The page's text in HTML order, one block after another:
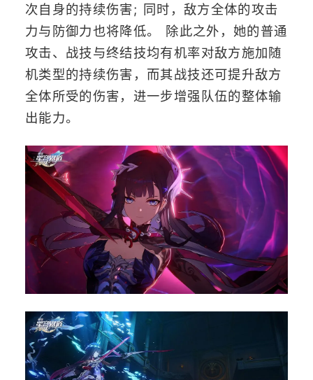
次自身的持续伤害; 同时，敌方全体的攻击
力与防御力也将降低。 除此之外，她的普通
攻击、战技与终结技均有机率对敌方施加随
机类型的持续伤害，而其战技还可提升敌方
全体所受的伤害，进一步增强队伍的整体输
出能力。